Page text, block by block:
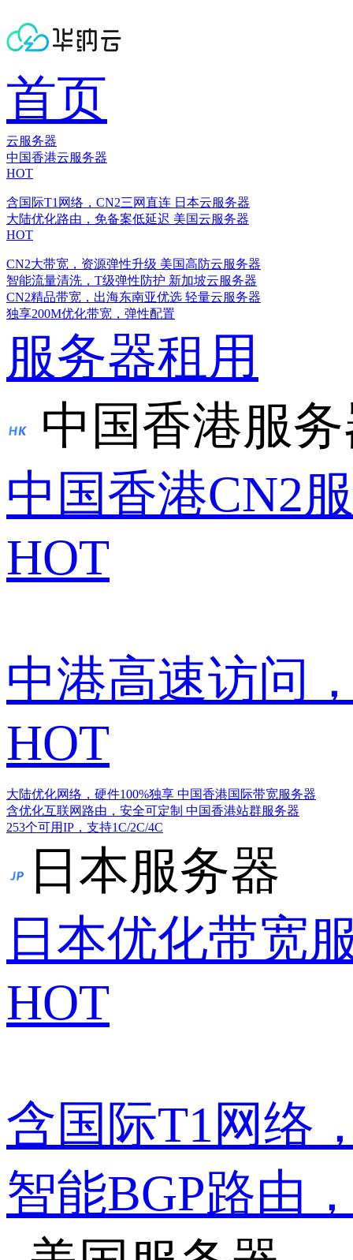
首页
云服务器
中国香港云服务器
HOT
含国际T1网络，CN2三网直连 日本云服务器
大陆优化路由，免备案低延迟 美国云服务器
HOT
CN2大带宽，资源弹性升级 美国高防云服务器
智能流量清洗，T级弹性防护 新加坡云服务器
CN2精品带宽，出海东南亚优选 轻量云服务器
独享200M优化带宽，弹性配置
服务器租用
中国香港服
中国香港CN2
HOT
中港高速访问
HOT
大陆优化网络，硬件100%独享 中国香港国际带宽服务器
含优化互联网路由，安全可定制 中国香港站群服务器
253个可用IP，支持1C/2C/4C
日本服务器
日本优化带宽
HOT
含国际T1网络
智能BGP路由